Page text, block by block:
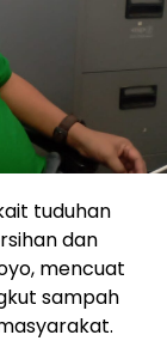
tuduhan
dan
mencuat
sampah